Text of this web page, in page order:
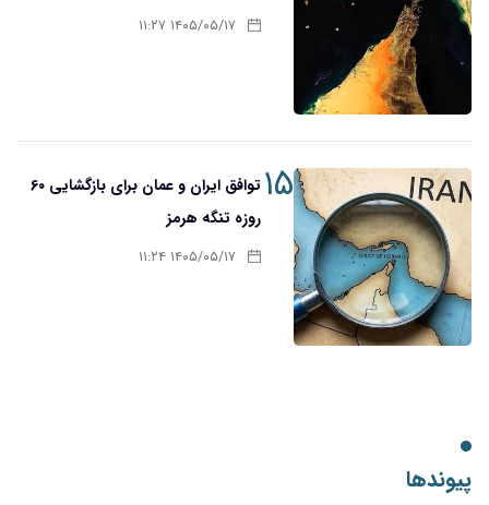
۱۴۰۵/۰۵/۱۷ ۱۱:۲۷
۱۵
توافق ایران و عمان برای بازگشایی ۶۰
روزه تنگه هرمز
۱۴۰۵/۰۵/۱۷ ۱۱:۲۴
پیوندها